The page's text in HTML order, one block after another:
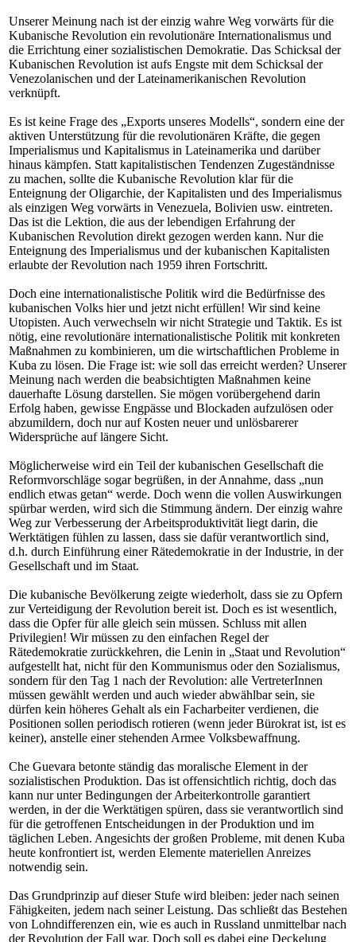
Unserer Meinung nach ist der einzig wahre Weg vorwärts für die
Kubanische Revolution ein revolutionäre Internationalismus und
die Errichtung einer sozialistischen Demokratie. Das Schicksal der
Kubanischen Revolution ist aufs Engste mit dem Schicksal der
Venezolanischen und der Lateinamerikanischen Revolution
verknüpft.
Es ist keine Frage des „Exports unseres Modells“, sondern eine der
aktiven Unterstützung für die revolutionären Kräfte, die gegen
Imperialismus und Kapitalismus in Lateinamerika und darüber
hinaus kämpfen. Statt kapitalistischen Tendenzen Zugeständnisse
zu machen, sollte die Kubanische Revolution klar für die
Enteignung der Oligarchie, der Kapitalisten und des Imperialismus
als einzigen Weg vorwärts in Venezuela, Bolivien usw. eintreten.
Das ist die Lektion, die aus der lebendigen Erfahrung der
Kubanischen Revolution direkt gezogen werden kann. Nur die
Enteignung des Imperialismus und der kubanischen Kapitalisten
erlaubte der Revolution nach 1959 ihren Fortschritt.
Doch eine internationalistische Politik wird die Bedürfnisse des
kubanischen Volks hier und jetzt nicht erfüllen! Wir sind keine
Utopisten. Auch verwechseln wir nicht Strategie und Taktik. Es ist
nötig, eine revolutionäre internationalistische Politik mit konkreten
Maßnahmen zu kombinieren, um die wirtschaftlichen Probleme in
Kuba zu lösen. Die Frage ist: wie soll das erreicht werden? Unserer
Meinung nach werden die beabsichtigten Maßnahmen keine
dauerhafte Lösung darstellen. Sie mögen vorübergehend darin
Erfolg haben, gewisse Engpässe und Blockaden aufzulösen oder
abzumildern, doch nur auf Kosten neuer und unlösbarerer
Widersprüche auf längere Sicht.
Möglicherweise wird ein Teil der kubanischen Gesellschaft die
Reformvorschläge sogar begrüßen, in der Annahme, dass „nun
endlich etwas getan“ werde. Doch wenn die vollen Auswirkungen
spürbar werden, wird sich die Stimmung ändern. Der einzig wahre
Weg zur Verbesserung der Arbeitsproduktivität liegt darin, die
Werktätigen fühlen zu lassen, dass sie dafür verantwortlich sind,
d.h. durch Einführung einer Rätedemokratie in der Industrie, in der
Gesellschaft und im Staat.
Die kubanische Bevölkerung zeigte wiederholt, dass sie zu Opfern
zur Verteidigung der Revolution bereit ist. Doch es ist wesentlich,
dass die Opfer für alle gleich sein müssen. Schluss mit allen
Privilegien! Wir müssen zu den einfachen Regel der
Rätedemokratie zurückkehren, die Lenin in „Staat und Revolution“
aufgestellt hat, nicht für den Kommunismus oder den Sozialismus,
sondern für den Tag 1 nach der Revolution: alle VertreterInnen
müssen gewählt werden und auch wieder abwählbar sein, sie
dürfen kein höheres Gehalt als ein Facharbeiter verdienen, die
Positionen sollen periodisch rotieren (wenn jeder Bürokrat ist, ist es
keiner), anstelle einer stehenden Armee Volksbewaffnung.
Che Guevara betonte ständig das moralische Element in der
sozialistischen Produktion. Das ist offensichtlich richtig, doch das
kann nur unter Bedingungen der Arbeiterkontrolle garantiert
werden, in der die Werktätigen spüren, dass sie verantwortlich sind
für die getroffenen Entscheidungen in der Produktion und im
täglichen Leben. Angesichts der großen Probleme, mit denen Kuba
heute konfrontiert ist, werden Elemente materiellen Anreizes
notwendig sein.
Das Grundprinzip auf dieser Stufe wird bleiben: jeder nach seinen
Fähigkeiten, jedem nach seiner Leistung. Das schließt das Bestehen
von Lohndifferenzen ein, wie es auch in Russland unmittelbar nach
der Revolution der Fall war. Doch soll es dabei eine Deckelung